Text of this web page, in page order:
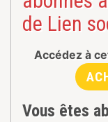
de Lien
Accédez à
Vous êtes